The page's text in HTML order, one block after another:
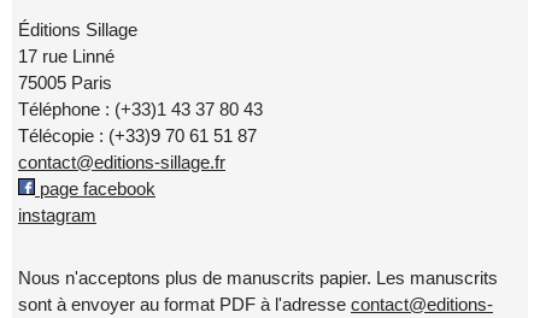
Éditions Sillage
17 rue Linné
75005 Paris
Téléphone : (+33)1 43 37 80 43
Télécopie : (+33)9 70 61 51 87
contact@editions-sillage.fr
page facebook
instagram
Nous n'acceptons plus de manuscrits papier. Les manuscrits
sont à envoyer au format PDF à l'adresse contact@editions-